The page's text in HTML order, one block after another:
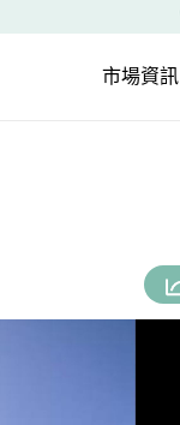
市場資訊